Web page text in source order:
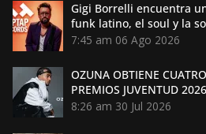
Gigi Borrelli encuentra
funk latino, el soul y la
7:45 am 06 Ago 2026
OZUNA OBTIENE
PREMIOS JUVENTUD 2026
8:26 am 30 Jul 2026